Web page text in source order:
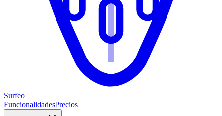
Surfeo
FuncionalidadesPrecios